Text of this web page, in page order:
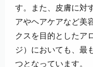
す。また、皮膚に対
アやヘアケアなど美
クスを目的としたア
ジ）においても、最
つとなっています。